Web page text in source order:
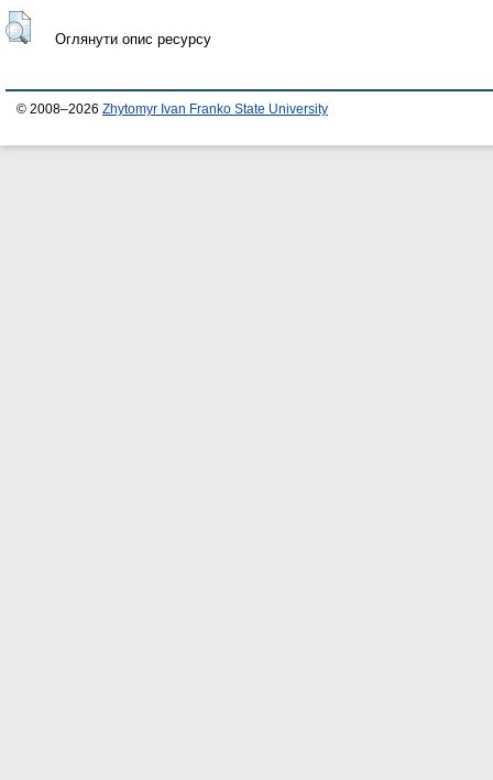
Оглянути опис ресурсу
© 2008–2026 Zhytomyr Ivan Franko State University